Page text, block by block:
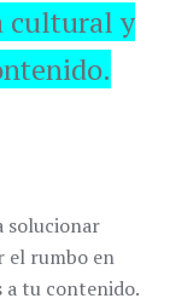
cultural y
solucionar
el rumbo en
a tu contenido.